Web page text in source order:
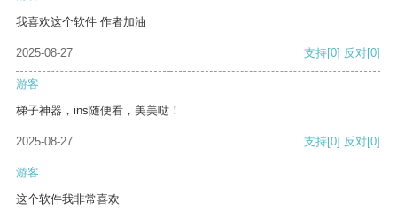
我喜欢这个软件 作者加油
2025-08-27 支持[0] 反对[0]
游客
梯子神器，ins随便看，美美哒！
2025-08-27 支持[0] 反对[0]
游客
这个软件我非常喜欢